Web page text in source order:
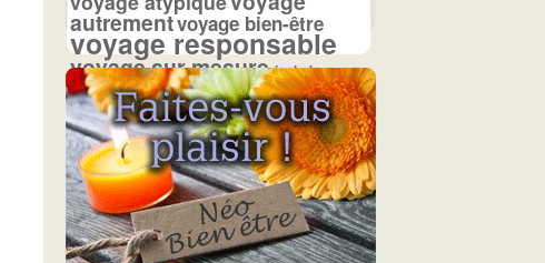
autrementvoyage bien-être
voyage responsable
voyage sur mesureécolodge